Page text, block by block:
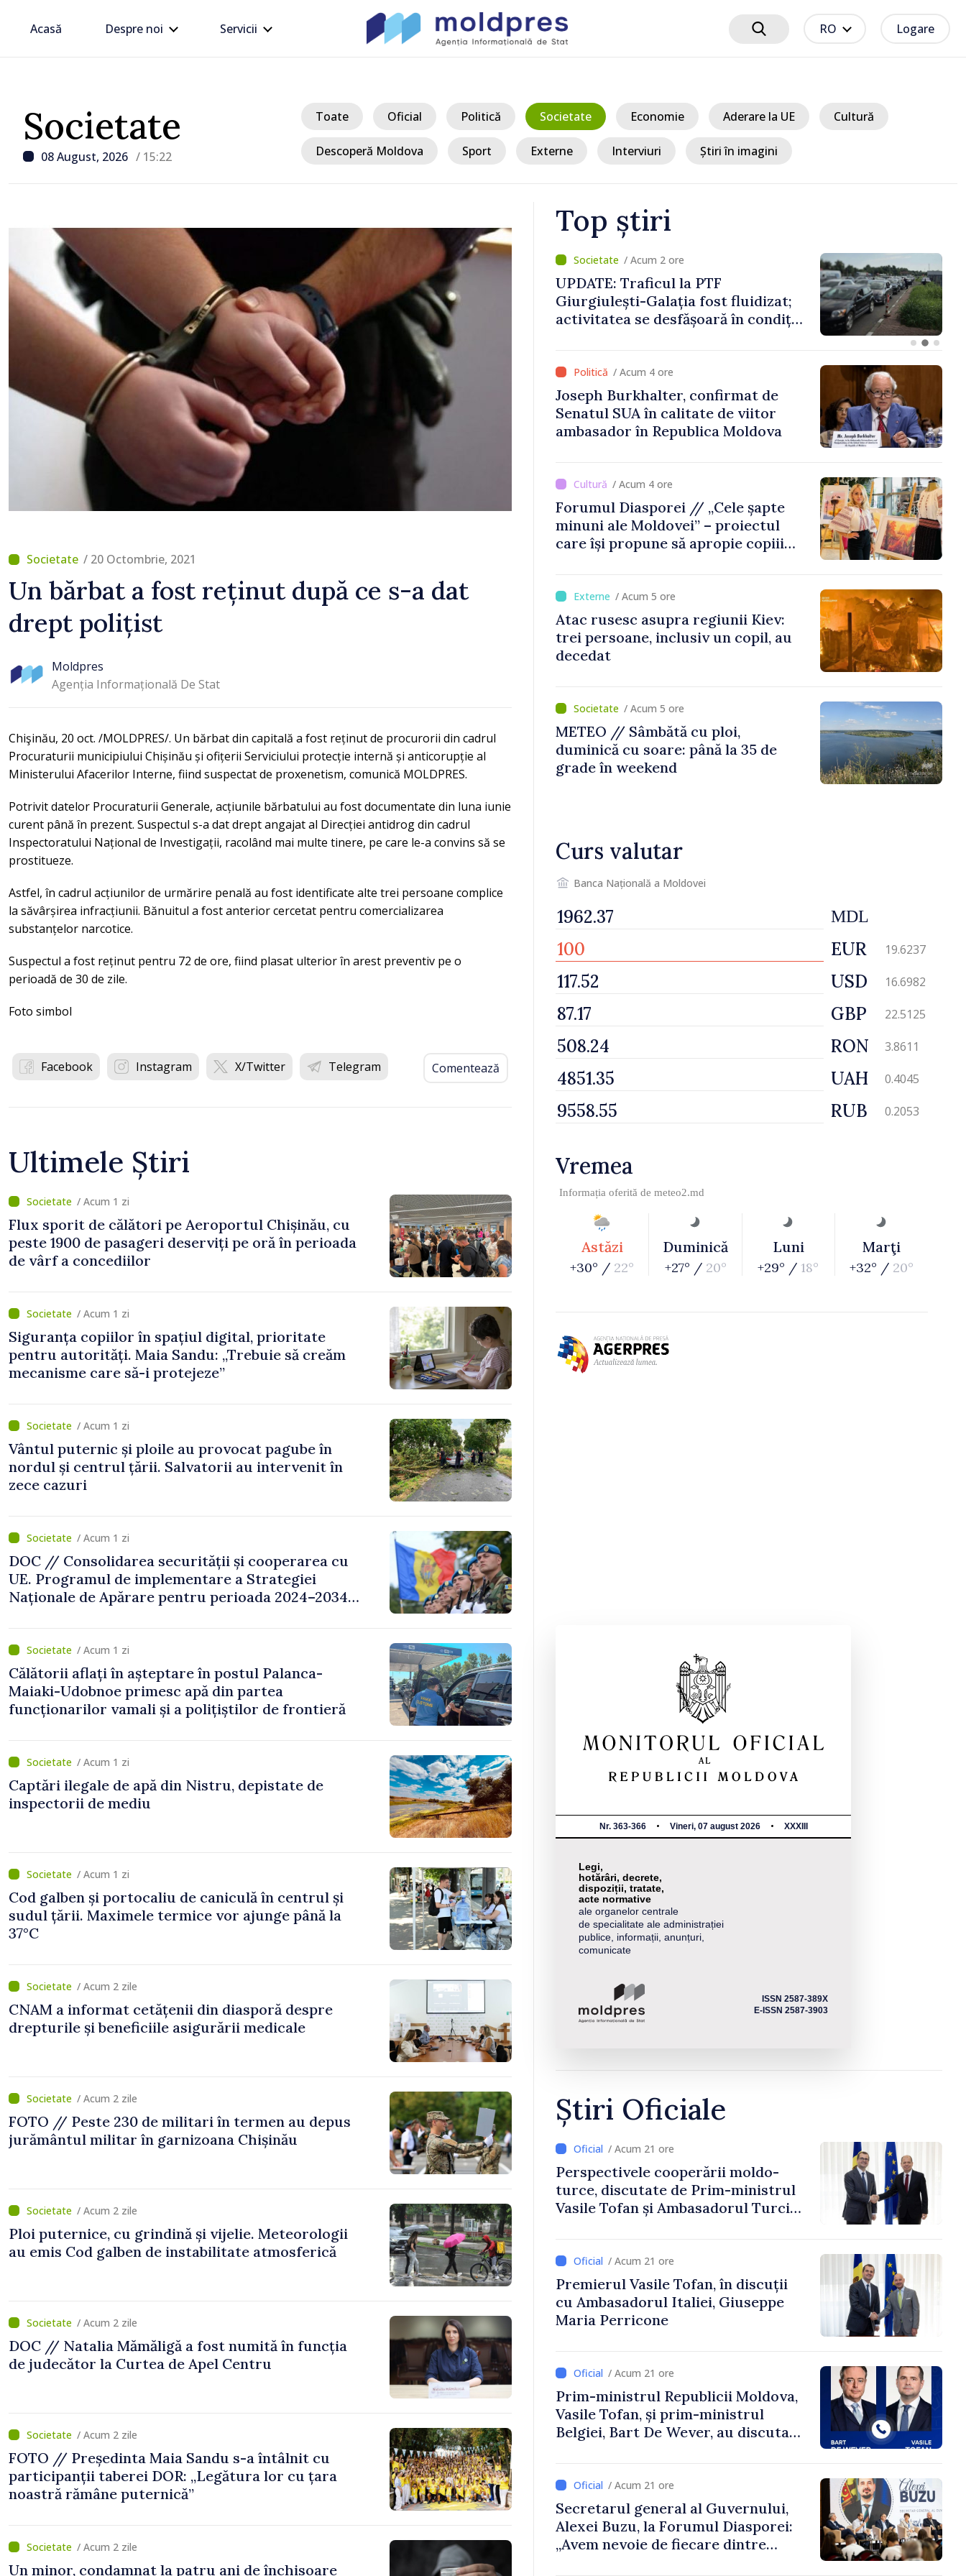
Acasă Despre noi Servicii RO Logare
Societate
08 August, 2026 / 15:22
Toate Oficial Politică Societate Economie Aderare la UE Cultură
Descoperă Moldova Sport Externe Interviuri Știri în imagini
/ 20 Octombrie, 2021
Un bărbat a fost reținut după ce s-a dat
drept polițist
Moldpres
Agenția Informațională De Stat
Chişinău, 20 oct. /MOLDPRES/. Un bărbat din capitală a fost reținut de procurorii din cadrul
Procuraturii municipiului Chișinău și ofițerii Serviciului protecție internă și anticorupție al
Ministerului Afacerilor Interne, fiind suspectat de proxenetism, comunică MOLDPRES.
Potrivit datelor Procuraturii Generale, acțiunile bărbatului au fost documentate din luna iunie
curent până în prezent. Suspectul s-a dat drept angajat al Direcției antidrog din cadrul
Inspectoratului Național de Investigații, racolând mai multe tinere, pe care le-a convins să se
prostitueze.
Astfel, în cadrul acțiunilor de urmărire penală au fost identificate alte trei persoane complice
la săvârșirea infracțiunii. Bănuitul a fost anterior cercetat pentru comercializarea
substanțelor narcotice.
Suspectul a fost reținut pentru 72 de ore, fiind plasat ulterior în arest preventiv pe o
perioadă de 30 de zile.
Foto simbol
Facebook Instagram X/Twitter Telegram Comentează
Ultimele Știri
/ Acum 1 zi
Flux sporit de călători pe Aeroportul Chișinău, cu
peste 1900 de pasageri deserviți pe oră în perioada
de vârf a concediilor
/ Acum 1 zi
Siguranța copiilor în spațiul digital, prioritate
pentru autorități. Maia Sandu: „Trebuie să creăm
mecanisme care să-i protejeze”
/ Acum 1 zi
Vântul puternic și ploile au provocat pagube în
nordul și centrul țării. Salvatorii au intervenit în
zece cazuri
/ Acum 1 zi
DOC // Consolidarea securității și cooperarea cu
UE. Programul de implementare a Strategiei
Naționale de Apărare pentru perioada 2024–2034,
/ Acum 1 zi
Călătorii aflați în așteptare în postul Palanca-
Maiaki-Udobnoe primesc apă din partea
funcționarilor vamali și a polițiștilor de frontieră
/ Acum 1 zi
Captări ilegale de apă din Nistru, depistate de
inspectorii de mediu
/ Acum 1 zi
Cod galben și portocaliu de caniculă în centrul și
sudul țării. Maximele termice vor ajunge până la
37°C
/ Acum 2 zile
CNAM a informat cetățenii din diasporă despre
drepturile și beneficiile asigurării medicale
/ Acum 2 zile
FOTO // Peste 230 de militari în termen au depus
jurământul militar în garnizoana Chișinău
/ Acum 2 zile
Ploi puternice, cu grindină și vijelie. Meteorologii
au emis Cod galben de instabilitate atmosferică
/ Acum 2 zile
DOC // Natalia Mămăligă a fost numită în funcția
de judecător la Curtea de Apel Centru
/ Acum 2 zile
FOTO // Președinta Maia Sandu s-a întâlnit cu
participanții taberei DOR: „Legătura lor cu țara
noastră rămâne puternică”
/ Acum 2 zile
Un minor, condamnat la patru ani de închisoare
Top știri
UPDATE: Traficul la PTF
Giurgiulești-Galația fost fluidizat;
activitatea se desfășoară în condiții
normale
/ Acum 2 ore
Moldova sunt EU // Tamara
Șchiopu, antreprenoarea care
construiește punți între Marea
/ Acum 4 ore
Joseph Burkhalter, confirmat de
Senatul SUA în calitate de viitor
ambasador în Republica Moldova
/ Acum 4 ore
Forumul Diasporei // „Cele șapte
minuni ale Moldovei” – proiectul
care își propune să apropie copiii
/ Acum 5 ore
Atac rusesc asupra regiunii Kiev:
trei persoane, inclusiv un copil, au
decedat
/ Acum 5 ore
METEO // Sâmbătă cu ploi,
duminică cu soare: până la 35 de
grade în weekend
Curs valutar
Banca Națională a Moldovei
MDL
EUR 19.6237
USD 16.6982
GBP 22.5125
RON 3.8611
UAH 0.4045
RUB 0.2053
Vremea
Informația oferită de meteo2.md
Astăzi
+30° / 22°
Duminică
+27° / 20°
Luni
+29° / 18°
Marţi
+32° / 20°
Nr. 363-366 Vineri, 07 august 2026 XXXIII
Legi,
hotărâri, decrete,
dispoziții, tratate,
acte normative
ale organelor centrale
de specialitate ale administrației
publice, informații, anunțuri,
comunicate
ISSN 2587-389X
E-ISSN 2587-3903
Știri Oficiale
/ Acum 21 ore
Perspectivele cooperării moldo-
turce, discutate de Prim-ministrul
Vasile Tofan și Ambasadorul Turciei,
/ Acum 21 ore
Premierul Vasile Tofan, în discuții
cu Ambasadorul Italiei, Giuseppe
Maria Perricone
/ Acum 21 ore
Prim-ministrul Republicii Moldova,
Vasile Tofan, și prim-ministrul
Belgiei, Bart De Wever, au discutat
/ Acum 21 ore
Secretarul general al Guvernului,
Alexei Buzu, la Forumul Diasporei:
„Avem nevoie de fiecare dintre